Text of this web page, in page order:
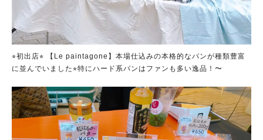
⭐︎初出店⭐︎ 【Le paintagone】本場仕込みの本格的なパンが種類豊富
に並んでいました⭐︎特にハード系パンはファンも多い逸品！〜